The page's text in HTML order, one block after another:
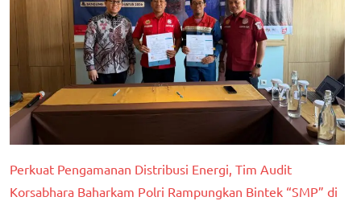
Cilegon
Perkuat Pengamanan Distribusi Energi, Tim Audit
Korsabhara Baharkam Polri Rampungkan Bintek “SMP” di